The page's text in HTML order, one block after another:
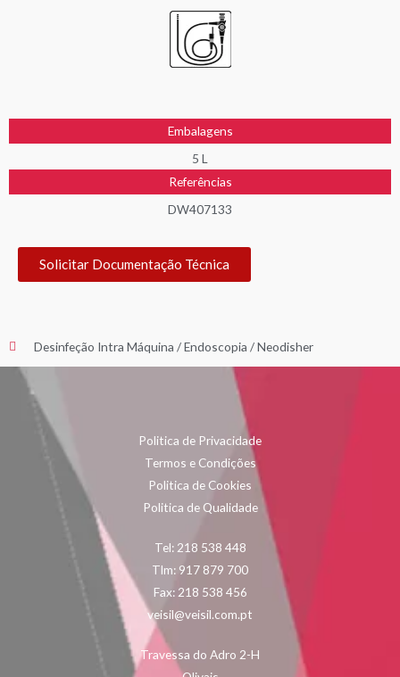
Embalagens
5 L
Referências
DW407133
Solicitar Documentação Técnica
Desinfeção Intra Máquina /Endoscopia /Neodisher
Politica de Privacidade
Termos e Condições
Politica de Cookies
Politica de Qualidade
Tel: 218 538 448
Tlm: 917 879 700
Fax: 218 538 456
veisil@veisil.com.pt
Travessa do Adro 2-H